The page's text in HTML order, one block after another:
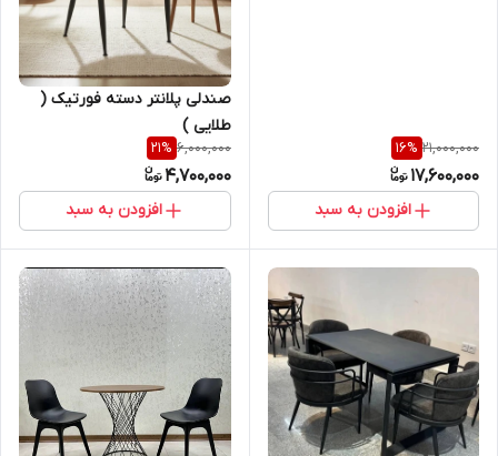
21,000,000
16%
17,600,000
افزودن به سبد
صندلی پلانتر دسته فورتیک (
طلایی )
6,000,000
21%
4,700,000
افزودن به سبد